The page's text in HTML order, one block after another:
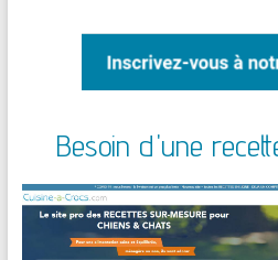
Besoin d'une